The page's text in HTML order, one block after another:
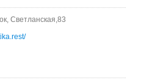
Светланская,83